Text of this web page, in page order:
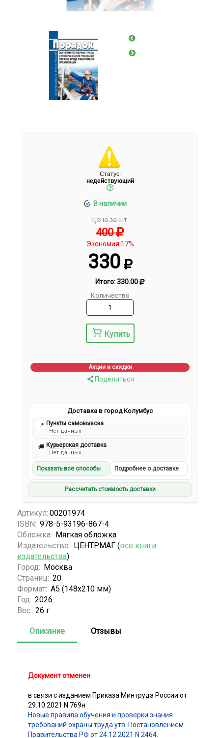
Статус:
недействующий
В наличии
Цена за шт.
400
Экономия 17%
330
Итого:330.00
Количество
Купить
Акции и скидки
Поделиться
Доставка в город Колумбус
📍 Пункты самовывоза
Нет данных
🚚 Курьерская доставка
Нет данных
Показать все способы Подробнее о доставке
Рассчитать стоимость доставки
Артикул: 00201974
ISBN: 978-5-93196-867-4
Обложка: Мягкая обложка
Издательство: ЦЕНТРМАГ (все книги
издательства)
Город: Москва
Страниц: 20
Формат: А5 (148x210 мм)
Год: 2026
Вес: 26 г
Описание Отзывы
Документ отменен
в связи с изданием Приказа Минтруда России от
29.10.2021 N 769н
Новые правила обучения и проверки знания
требований охраны труда утв. Постановлением
Правительства РФ от 24.12.2021 N 2464